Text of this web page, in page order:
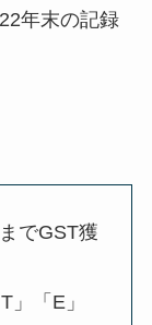
年末の記録
GST獲
」「E」